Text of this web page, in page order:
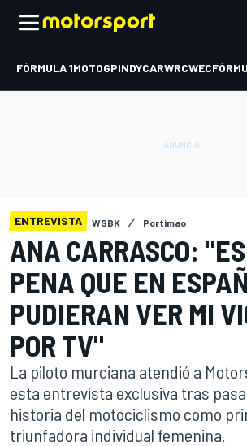
FÓRMULA 1MOTOGPINDYCARWRCWEC
ENTREVISTA WSBK Portimao
ANA CARRASCO:
PENA QUE EN
PUDIERAN VER MI
POR TV"
La piloto murciana atendió a
esta entrevista exclusiva tras
historia del motociclismo como
triunfadora individual femenina.